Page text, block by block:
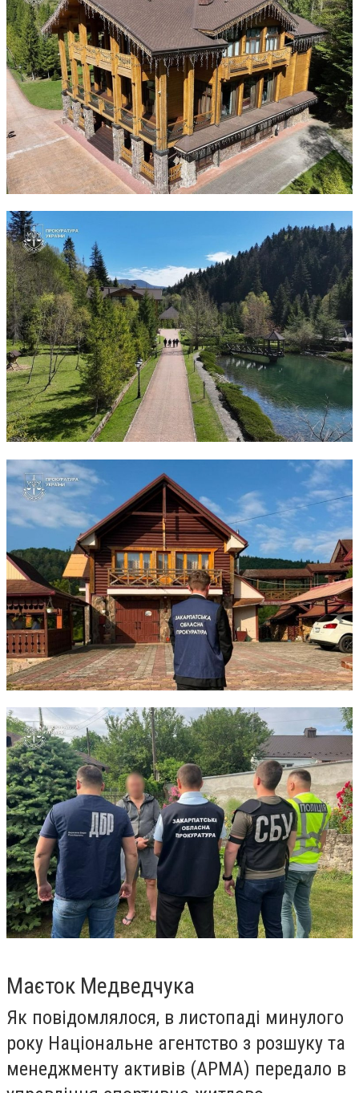
Маєток Медведчука
Як повідомлялося, в листопаді минулого
року Національне агентство з розшуку та
менеджменту активів (АРМА) передало в